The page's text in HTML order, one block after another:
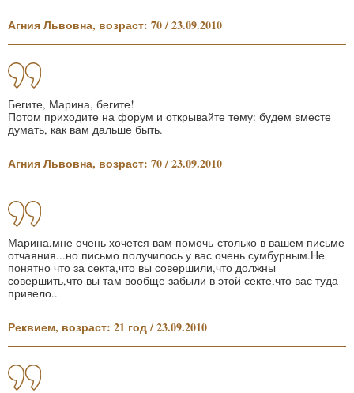
Агния Львовна, возраст: 70 / 23.09.2010
Бегите, Марина, бегите!
Потом приходите на форум и открывайте тему: будем вместе
думать, как вам дальше быть.
Агния Львовна, возраст: 70 / 23.09.2010
Марина,мне очень хочется вам помочь-столько в вашем письме
отчаяния...но письмо получилось у вас очень сумбурным.Не
понятно что за секта,что вы совершили,что должны
совершить,что вы там вообще забыли в этой секте,что вас туда
привело..
Реквием, возраст: 21 год / 23.09.2010